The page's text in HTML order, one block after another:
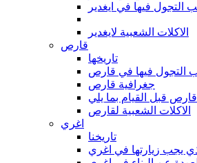
التجول فيها في ايغدير
الاكلات الشعبية لايغدير
قارص
تاريخها
التجول فيها في قارص
جغرافية قارص
الاكلات الشعبية لقارص
اغري
تاريخنا
يجب زيارتها في اغري